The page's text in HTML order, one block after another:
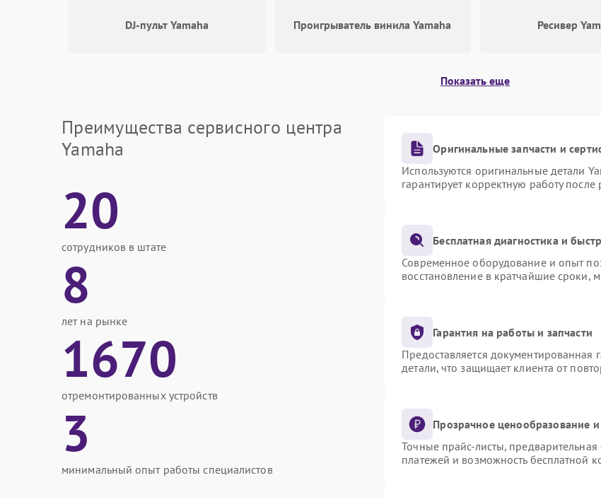
DJ-пульт Yamaha Проигрыватель винила Yamaha Ресивер
Показать еще
Преимущества сервисного центра
Yamaha
20
сотрудников в штате
8
лет на рынке
1670
отремонтированных устройств
3
минимальный опыт работы специалистов
Оригинальные запчасти и
Используются оригинальные детали
гарантирует корректную работу
Бесплатная диагностика и
Современное оборудование и опыт
восстановление в кратчайшие сроки,
Гарантия на работы и запчасти
Предоставляется
детали, что защищает клиента от
Прозрачное ценообразование и
Точные прайс-листы,
платежей и возможность бесплатной